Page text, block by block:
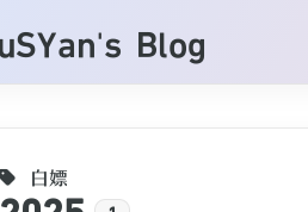
Blog
白嫖